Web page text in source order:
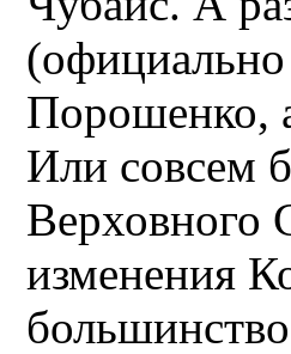
(официально
Порошенко,
Или совсем
Верховного
изменения